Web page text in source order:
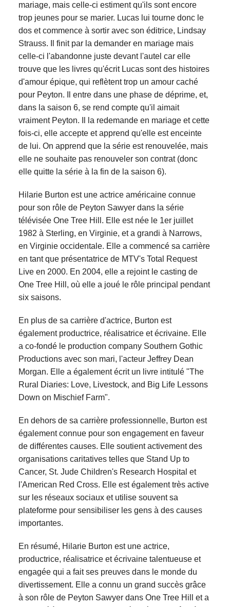
mariage, mais celle-ci estiment qu'ils sont encore
trop jeunes pour se marier. Lucas lui tourne donc le
dos et commence à sortir avec son éditrice, Lindsay
Strauss. Il finit par la demander en mariage mais
celle-ci l'abandonne juste devant l'autel car elle
trouve que les livres qu'écrit Lucas sont des histoires
d'amour épique, qui reflètent trop un amour caché
pour Peyton. Il entre dans une phase de déprime, et,
dans la saison 6, se rend compte qu'il aimait
vraiment Peyton. Il la redemande en mariage et cette
fois-ci, elle accepte et apprend qu'elle est enceinte
de lui. On apprend que la série est renouvelée, mais
elle ne souhaite pas renouveler son contrat (donc
elle quitte la série à la fin de la saison 6).
Hilarie Burton est une actrice américaine connue
pour son rôle de Peyton Sawyer dans la série
télévisée One Tree Hill. Elle est née le 1er juillet
1982 à Sterling, en Virginie, et a grandi à Narrows,
en Virginie occidentale. Elle a commencé sa carrière
en tant que présentatrice de MTV's Total Request
Live en 2000. En 2004, elle a rejoint le casting de
One Tree Hill, où elle a joué le rôle principal pendant
six saisons.
En plus de sa carrière d'actrice, Burton est
également productrice, réalisatrice et écrivaine. Elle
a co-fondé le production company Southern Gothic
Productions avec son mari, l'acteur Jeffrey Dean
Morgan. Elle a également écrit un livre intitulé "The
Rural Diaries: Love, Livestock, and Big Life Lessons
Down on Mischief Farm".
En dehors de sa carrière professionnelle, Burton est
également connue pour son engagement en faveur
de différentes causes. Elle soutient activement des
organisations caritatives telles que Stand Up to
Cancer, St. Jude Children's Research Hospital et
l'American Red Cross. Elle est également très active
sur les réseaux sociaux et utilise souvent sa
plateforme pour sensibiliser les gens à des causes
importantes.
En résumé, Hilarie Burton est une actrice,
productrice, réalisatrice et écrivaine talentueuse et
engagée qui a fait ses preuves dans le monde du
divertissement. Elle a connu un grand succès grâce
à son rôle de Peyton Sawyer dans One Tree Hill et a